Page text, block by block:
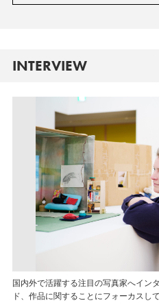
INTERVIEW
国内外で活躍する注目の写真家へイン
ド、作品に関することにフォーカスし